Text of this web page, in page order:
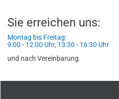
Sie erreichen uns:
Montag bis Freitag:
9:00 - 12:00 Uhr, 13:30 - 16:30 Uhr
und nach Vereinbarung